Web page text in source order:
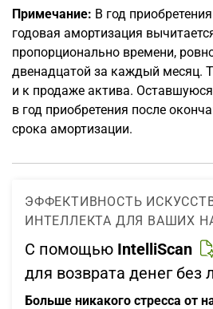
Примечание: В год
годовая амортизация
пропорционально времени,
двенадцатой за каждый месяц.
и к продаже актива.
в год приобретения после
срока амортизации.
ЭФФЕКТИВНОСТЬ
ИНТЕЛЛЕКТА ДЛЯ ВАШИХ
С помощью IntelliScan
для возврата денег без
Больше никакого стресса от